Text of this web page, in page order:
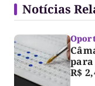
Notícias
para
R$